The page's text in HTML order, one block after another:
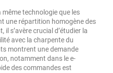
technologie que les
une répartition homogène des
s’avère crucial d’étudier la
avec la charpente du
montrent une demande
notamment dans le e-
des commandes est